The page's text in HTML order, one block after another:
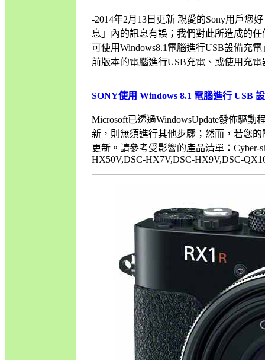
-2014年2月13日更新 親愛的Sony用戶您
息」內的訊息有誤；我們對此所造成的
可使用Windows8.1電腦進行USB設備充
前版本的電腦進行USB充電、或使用充電
SONY使用 Windows 8.1 電腦進行 USB
Microsoft已透過WindowsUpdate發佈驅
新，則無須進行其他步驟；然而，若您
更新。請參考受影響的產品清單：Cyber-
HX50V,DSC-HX7V,DSC-HX9V,DSC-